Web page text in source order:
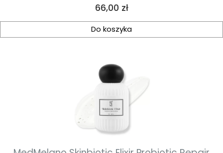
Cena
66,00 zł
Do koszyka